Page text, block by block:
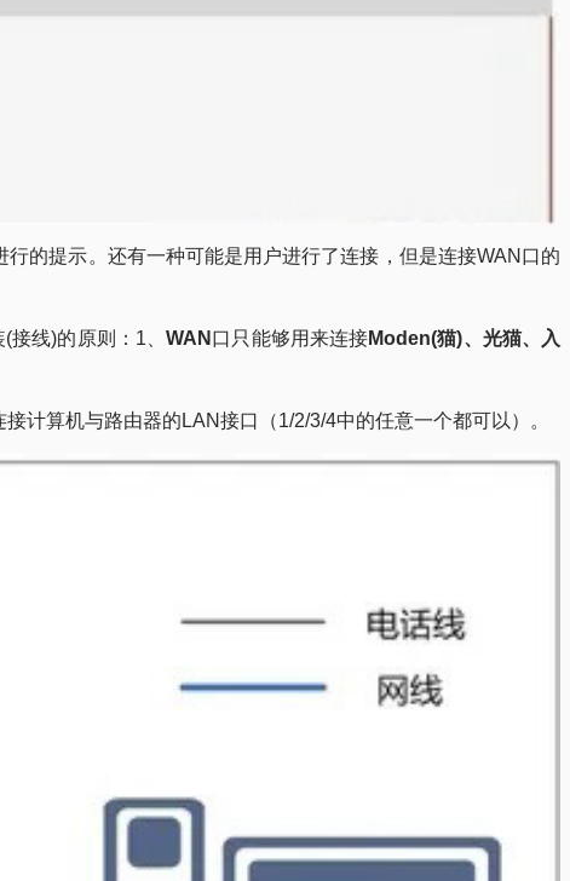
的提示。还有一种可能是用户进行了连接，但是连接WAN口的
接线)的原则：1、WAN 口只能够用来连接Moden(猫)、光猫、入
计算机与路由器的LAN接口（1/2/3/4中的任意一个都可以）。